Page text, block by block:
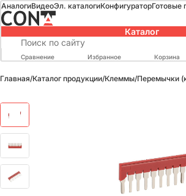
АналогиВидеоЭл. каталогиКонфигураторГотовые
Каталог
Сравнение Избранное Корзина
Главная/Каталог продукции/Клеммы/Перемычки